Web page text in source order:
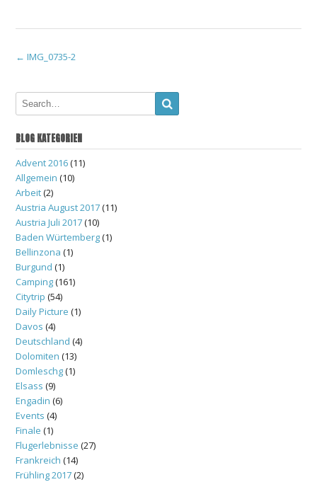
Post
navigation
← IMG_0735-2
BLOG KATEGORIEN
Advent 2016(11)
Allgemein (10)
Arbeit(2)
Austria August 2017(11)
Austria Juli 2017(10)
Baden Würtemberg(1)
Bellinzona (1)
Burgund (1)
Camping(161)
Citytrip (54)
Daily Picture (1)
Davos (4)
Deutschland (4)
Dolomiten (13)
Domleschg(1)
Elsass (9)
Engadin (6)
Events (4)
Finale (1)
Flugerlebnisse (27)
Frankreich (14)
Frühling 2017(2)